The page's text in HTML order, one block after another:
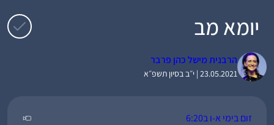
יומא מב
הרבנית מישל כהן פרבר
23.05.2021 | י״ב בסיון תשפ״א
זום בימי א-ו ב6:20